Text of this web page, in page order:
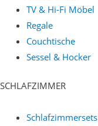
TV & Hi-Fi Möbel
Regale
Couchtische
Sessel & Hocker
SCHLAFZIMMER
Schlafzimmersets